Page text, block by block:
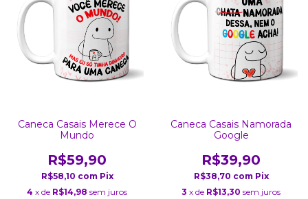
Caneca Casais Merece O
Mundo
R$59,90
R$58,10 com Pix
4 x de R$14,98 sem juros
Caneca Casais Namorada
Google
R$39,90
R$38,70 com Pix
3 x de R$13,30 sem juros